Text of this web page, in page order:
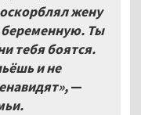
жену
беременную. Ты
тебя боятся.
и не
—